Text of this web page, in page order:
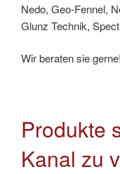
Nedo, Geo-Fennel,
Glunz Technik,
Wir beraten sie gerne!
Produkte
Kanal zu